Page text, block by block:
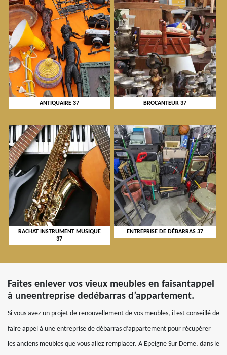
ANTIQUAIRE 37 BROCANTEUR 37
RACHAT INSTRUMENT MUSIQUE
37
ENTREPRISE DE DÉBARRAS 37
Faites enlever vos vieux meubles en faisantappel
à uneentreprise dedébarras d’appartement.
Si vous avez un projet de renouvellement de vos meubles, il est conseillé de
faire appel à une entreprise de débarras d’appartement pour récupérer
les anciens meubles que vous allez remplacer. A Epeigne Sur Deme, dans le